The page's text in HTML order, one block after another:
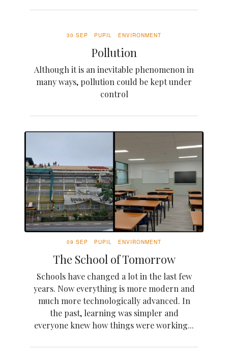
30 SEP PUPIL ENVIRONMENT
Pollution
Although it is an inevitable phenomenon in
many ways, pollution could be kept under
control
09 SEP PUPIL ENVIRONMENT
The School of Tomorrow
Schools have changed a lot in the last few
years. Now everything is more modern and
much more technologically advanced. In
the past, learning was simpler and
everyone knew how things were working...